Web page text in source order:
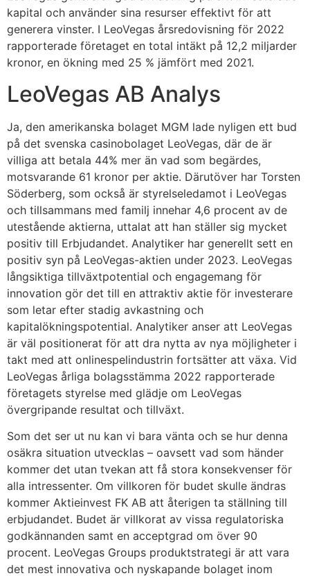
kapital och använder sina resurser effektivt för att
generera vinster. I LeoVegas årsredovisning för 2022
rapporterade företaget en total intäkt på 12,2 miljarder
kronor, en ökning med 25 % jämfört med 2021.
LeoVegas AB Analys
Ja, den amerikanska bolaget MGM lade nyligen ett bud
på det svenska casinobolaget LeoVegas, där de är
villiga att betala 44% mer än vad som begärdes,
motsvarande 61 kronor per aktie. Därutöver har Torsten
Söderberg, som också är styrelseledamot i LeoVegas
och tillsammans med familj innehar 4,6 procent av de
utestående aktierna, uttalat att han ställer sig mycket
positiv till Erbjudandet. Analytiker har generellt sett en
positiv syn på LeoVegas-aktien under 2023. LeoVegas
långsiktiga tillväxtpotential och engagemang för
innovation gör det till en attraktiv aktie för investerare
som letar efter stadig avkastning och
kapitalökningspotential. Analytiker anser att LeoVegas
är väl positionerat för att dra nytta av nya möjligheter i
takt med att onlinespelindustrin fortsätter att växa. Vid
LeoVegas årliga bolagsstämma 2022 rapporterade
företagets styrelse med glädje om LeoVegas
övergripande resultat och tillväxt.
Som det ser ut nu kan vi bara vänta och se hur denna
osäkra situation utvecklas – oavsett vad som händer
kommer det utan tvekan att få stora konsekvenser för
alla intressenter. Om villkoren för budet skulle ändras
kommer Aktieinvest FK AB att återigen ta ställning till
erbjudandet. Budet är villkorat av vissa regulatoriska
godkännanden samt en acceptgrad om över 90
procent. LeoVegas Groups produktstrategi är att vara
det mest innovativa och nyskapande bolaget inom